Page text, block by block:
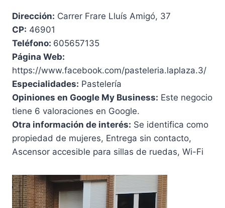
Dirección: Carrer Frare Lluís Amigó, 37
CP: 46901
Teléfono: 605657135
Página Web:
https://www.facebook.com/pasteleria.laplaza.3/
Especialidades: Pastelería
Opiniones en Google My Business: Este negocio
tiene 6 valoraciones en Google.
Otra información de interés: Se identifica como
propiedad de mujeres, Entrega sin contacto,
Ascensor accesible para sillas de ruedas, Wi-Fi